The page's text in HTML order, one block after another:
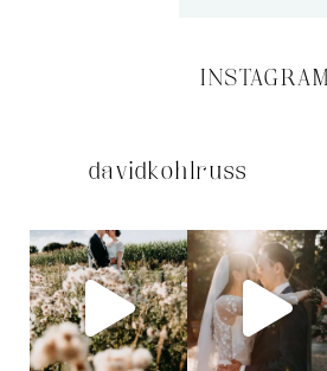
INSTAGRAM
davidkohlruss